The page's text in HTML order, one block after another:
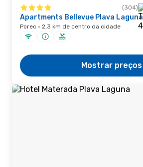
(304)
Apartments Bellevue Plava Laguna
Porec · 2,3 km de centro da cidade
Mostrar preços